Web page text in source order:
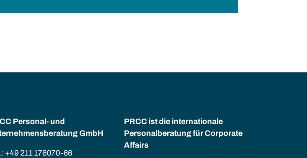
Personal- und
GmbH
+49 211 176070-66
PRCC ist die internationale
Personalberatung für Corporate
Affairs